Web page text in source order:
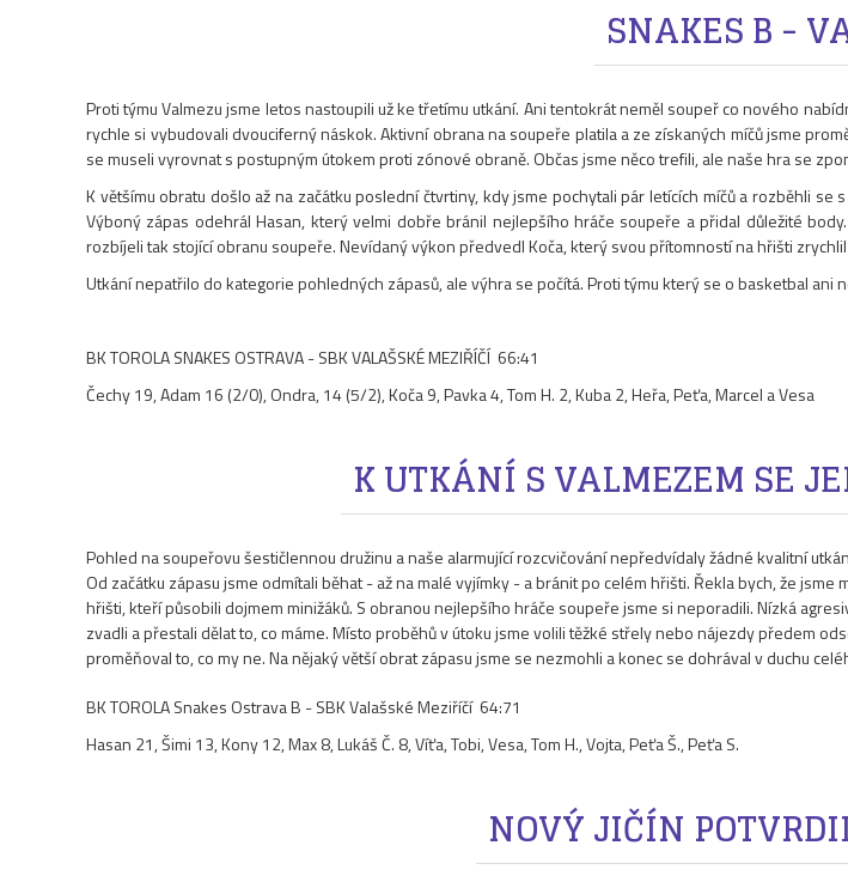
SNAKES B -
Proti týmu Valmezu jsme letos nastoupili už ke třetímu utkání. Ani tentokrát neměl soupeř co nového
rychle si vybudovali dvouciferný náskok. Aktivní obrana na soupeře platila a ze získaných míčů jsme
se museli vyrovnat s postupným útokem proti zónové obraně. Občas jsme něco trefili, ale naše hra se
K většímu obratu došlo až na začátku poslední čtvrtiny, kdy jsme pochytali pár letících míčů a rozběhli
Výboný zápas odehrál Hasan, který velmi dobře bránil nejlepšího hráče soupeře a přidal důležité
rozbíjeli tak stojící obranu soupeře. Nevídaný výkon předvedl Koča, který svou přítomností na hřišti
Utkání nepatřilo do kategorie pohledných zápasů, ale výhra se počítá. Proti týmu který se o basketbal ani
BK TOROLA SNAKES OSTRAVA - SBK VALAŠSKÉ MEZIŘÍČÍ 66:41
Čechy 19, Adam 16 (2/0), Ondra, 14 (5/2), Koča 9, Pavka 4, Tom H. 2, Kuba 2, Heřa, Peťa, Marcel a Vesa
K UTKÁNÍ S VALMEZEM SE
Pohled na soupeřovu šestičlennou družinu a naše alarmující rozcvičování nepředvídaly žádné kvalitní
Od začátku zápasu jsme odmítali běhat - až na malé vyjímky - a bránit po celém hřišti. Řekla bych, že
hřišti, kteří působili dojmem minižáků. S obranou nejlepšího hráče soupeře jsme si neporadili. Nízká
zvadli a přestali dělat to, co máme. Místo proběhů v útoku jsme volili těžké střely nebo nájezdy předem
proměňoval to, co my ne. Na nějaký větší obrat zápasu jsme se nezmohli a konec se dohrával v duchu
BK TOROLA Snakes Ostrava B - SBK Valašské Meziříčí 64:71
Hasan 21, Šimi 13, Kony 12, Max 8, Lukáš Č. 8, Víťa, Tobi, Vesa, Tom H., Vojta, Peťa Š., Peťa S.
NOVÝ JIČÍN